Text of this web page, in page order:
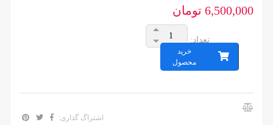
6,500,000 تومان
تعداد:
خرید
محصول
اشتراگ گذاری: